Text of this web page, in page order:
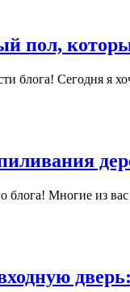
пол,
блога! Сегодня я
блога! Многие из